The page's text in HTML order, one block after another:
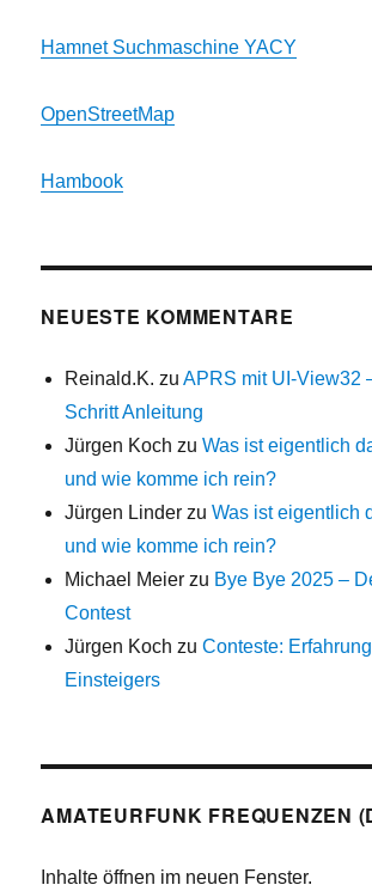
Hamnet Suchmaschine YACY
OpenStreetMap
Hambook
NEUESTE KOMMENTARE
Reinald.K. zuAPRS mit UI-View32
Schritt Anleitung
Jürgen Koch zuWas ist eigentlich
und wie komme ich rein?
Jürgen Linder zuWas ist eigentlich
und wie komme ich rein?
Michael Meier zu Bye Bye 2025 –
Contest
Jürgen Koch zuConteste:
Einsteigers
AMATEURFUNK FREQUENZEN
Inhalte öffnen im neuen Fenster.